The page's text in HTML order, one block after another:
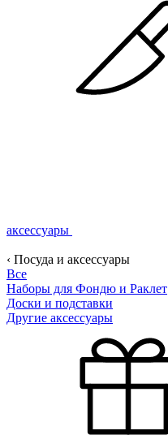
аксессуары
‹ Посуда и аксессуары
Все
Наборы для Фондю и Раклет
Доски и подставки
Другие аксессуары